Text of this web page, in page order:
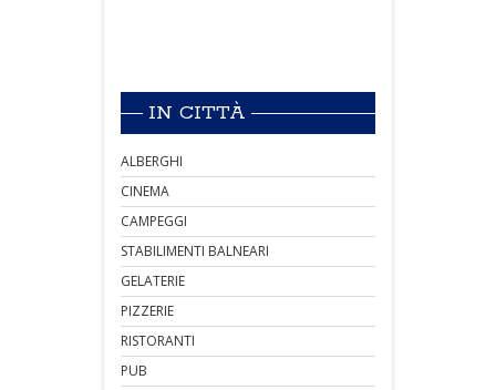
IN CITTÀ
ALBERGHI
CINEMA
CAMPEGGI
STABILIMENTI BALNEARI
GELATERIE
PIZZERIE
RISTORANTI
PUB